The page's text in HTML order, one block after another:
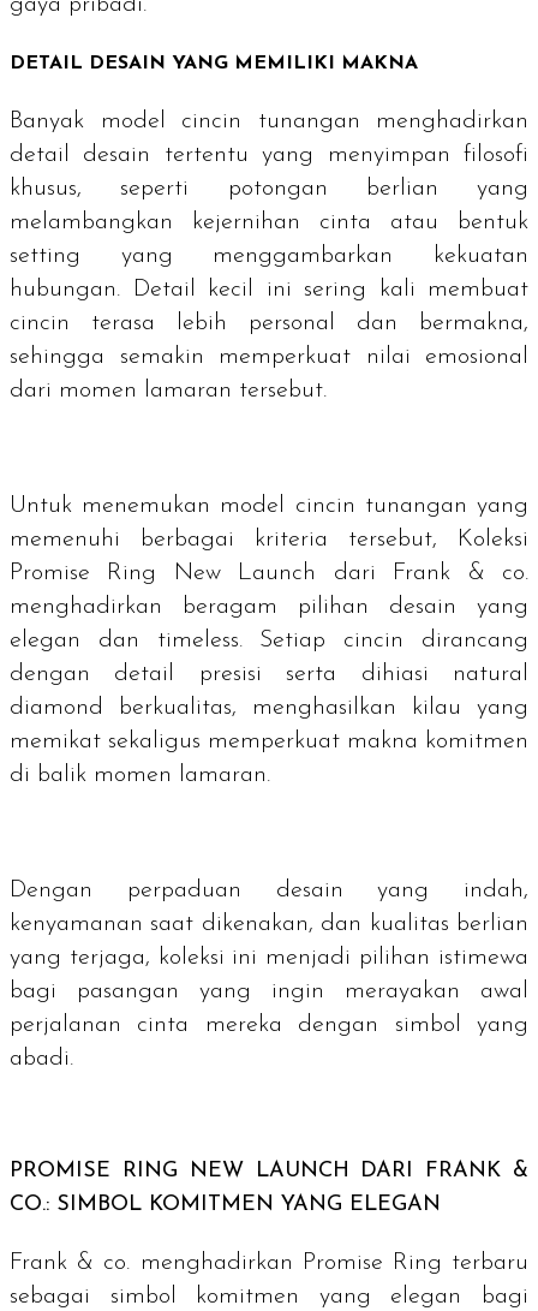
DETAIL DESAIN YANG MEMILIKI MAKNA
Banyak model cincin tunangan menghadirkan
detail desain tertentu yang menyimpan filosofi
khusus, seperti potongan berlian yang
melambangkan kejernihan cinta atau bentuk
setting yang menggambarkan kekuatan
hubungan. Detail kecil ini sering kali membuat
cincin terasa lebih personal dan bermakna,
sehingga semakin memperkuat nilai emosional
dari momen lamaran tersebut.
Untuk menemukan model cincin tunangan yang
memenuhi berbagai kriteria tersebut, Koleksi
Promise Ring New Launch dari Frank & co.
menghadirkan beragam pilihan desain yang
elegan dan timeless. Setiap cincin dirancang
dengan detail presisi serta dihiasi natural
diamond berkualitas, menghasilkan kilau yang
memikat sekaligus memperkuat makna komitmen
di balik momen lamaran.
Dengan perpaduan desain yang indah,
kenyamanan saat dikenakan, dan kualitas berlian
yang terjaga, koleksi ini menjadi pilihan istimewa
bagi pasangan yang ingin merayakan awal
perjalanan cinta mereka dengan simbol yang
abadi.
PROMISE RING NEW LAUNCH DARI FRANK &
CO.: SIMBOL KOMITMEN YANG ELEGAN
Frank & co. menghadirkan Promise Ring terbaru
sebagai simbol komitmen yang elegan bagi